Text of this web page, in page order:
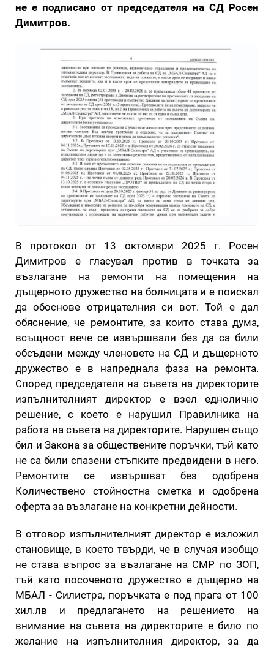
не е подписано от председателя на СД Росен
Димитров.
В протокол от 13 октомври 2025 г. Росен
Димитров е гласувал против в точката за
възлагане на ремонти на помещения на
дъщерното дружество на болницата и е поискал
да обоснове отрицателния си вот. Той е дал
обяснение, че ремонтите, за които става дума,
всъщност вече се извършвали без да са били
обсъдени между членовете на СД и дъщерното
дружество е в напреднала фаза на ремонта.
Според председателя на съвета на директорите
изпълнителният директор е взел еднолично
решение, с което е нарушил Правилника на
работа на съвета на директорите. Нарушен също
бил и Закона за обществените поръчки, тъй като
не са били спазени стъпките предвидени в него.
Ремонтите се извършват без одобрена
Количествено стойностна сметка и одобрена
оферта за възлагане на конкретни дейности.
В отговор изпълнителният директор е изложил
становище, в което твърди, че в случая изобщо
не става въпрос за възлагане на СМР по ЗОП,
тъй като посоченото дружество е дъщерно на
МБАЛ - Силистра, поръчката е под прага от 100
хил.лв и предлагането на решението на
внимание на съвета на директорите е било по
желание на изпълнителния директор, за да